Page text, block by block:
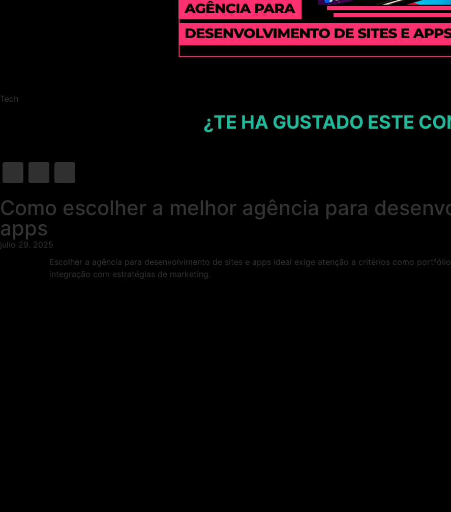
Tech
¿TE HA GUSTADO ESTE
Como escolher a melhor agência para
apps
julio 29. 2025
Escolher a agência para desenvolvimento de sites e apps ideal exige atenção a critérios como
integração com estratégias de marketing.